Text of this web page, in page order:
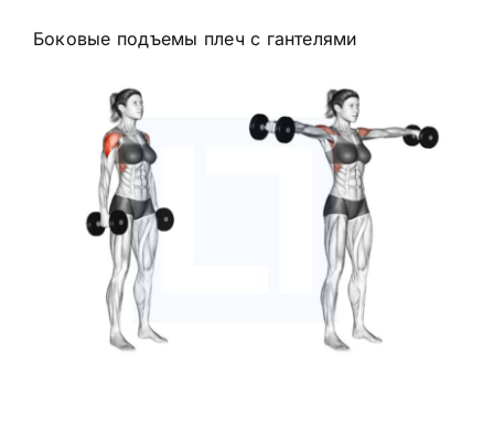
Боковые подъемы плеч с гантелями